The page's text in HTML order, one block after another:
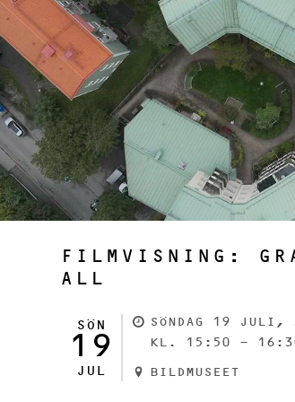
FILMVISNING:
ALL
SÖN
19
JUL
SÖNDAG 19 JULI,
KL. 15:50 -
BILDMUSEET